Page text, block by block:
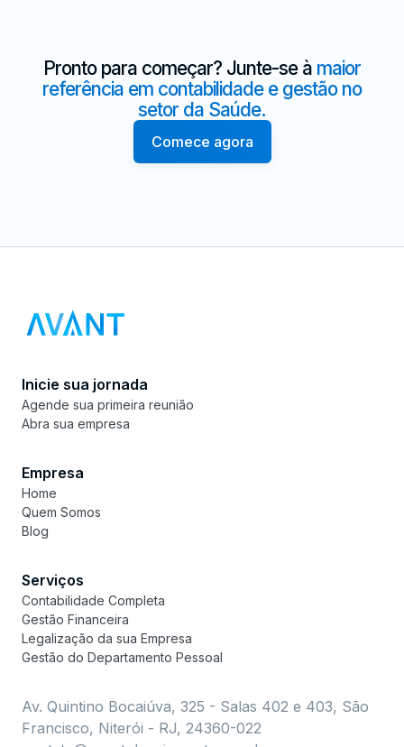
Pronto para começar? Junte-se à maior
referência em contabilidade e gestão no
setor da Saúde.
Comece agora
Inicie sua jornada
Agende sua primeira reunião
Abra sua empresa
Empresa
Home
Quem Somos
Blog
Serviços
Contabilidade Completa
Gestão Financeira
Legalização da sua Empresa
Gestão do Departamento Pessoal
Av. Quintino Bocaiúva, 325 - Salas 402 e 403, São
Francisco, Niterói - RJ, 24360-022